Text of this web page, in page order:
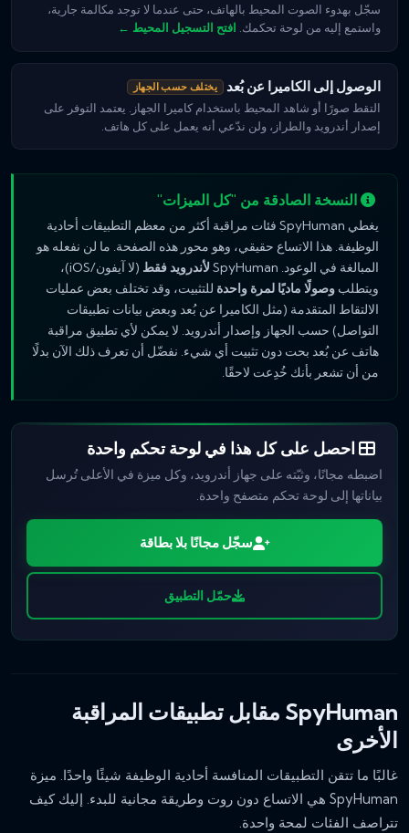
سجّل بهدوء الصوت المحيط بالهاتف، حتى عندما لا توجد مكالمة جارية،
واستمع إليه من لوحة تحكمك. افتح التسجيل المحيط ←
الوصول إلى الكاميرا عن بُعد يختلف حسب الجهاز
التقط صورًا أو شاهد المحيط باستخدام كاميرا الجهاز. يعتمد التوفر على
إصدار أندرويد والطراز، ولن ندّعي أنه يعمل على كل هاتف.
النسخة الصادقة من "كل الميزات"
يغطي SpyHuman فئات مراقبة أكثر من معظم التطبيقات أحادية
الوظيفة. هذا الاتساع حقيقي، وهو محور هذه الصفحة. ما لن نفعله هو
المبالغة في الوعود. SpyHuman
لأندرويد فقط
(لا آيفون/iOS)،
ويتطلب وصولًا ماديًا لمرة واحدة للتثبيت، وقد تختلف بعض عمليات
الالتقاط المتقدمة (مثل الكاميرا عن بُعد وبعض بيانات تطبيقات
التواصل) حسب الجهاز وإصدار أندرويد. لا يمكن لأي تطبيق مراقبة
هاتف عن بُعد بحت دون تثبيت أي شيء. نفضّل أن تعرف ذلك الآن بدلًا
من أن تشعر بأنك خُدِعت لاحقًا.
احصل على كل هذا في لوحة تحكم واحدة
اضبطه مجانًا، وثبّته على جهاز أندرويد، وكل ميزة في الأعلى تُرسل
بياناتها إلى لوحة تحكم متصفح واحدة.
سجّل مجانًا بلا بطاقة
حمّل التطبيق
SpyHuman مقابل تطبيقات المراقبة
الأخرى
غالبًا ما تتقن التطبيقات المنافسة أحادية الوظيفة شيئًا واحدًا. ميزة
SpyHuman هي الاتساع دون روت وطريقة مجانية للبدء. إليك كيف
تتراصف الفئات لمحة واحدة.